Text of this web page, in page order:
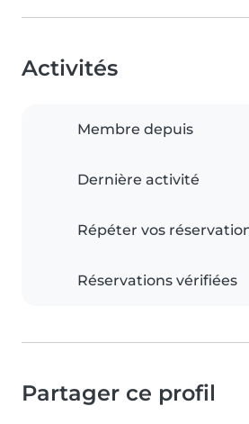
Activités
Membre depuis
Dernière activité
Répéter vos
Réservations vérifiées
Partager ce profil